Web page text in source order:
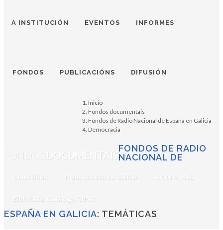
A INSTITUCIÓN EVENTOS INFORMES
FONDOS PUBLICACIÓNS DIFUSIÓN
FONDOS DOCUMENTAIS
Coleccións Mapa sonoro de Galicia Arquivo web
Biblioteca. Catálogo/OPAC
FONDOS DE RADIO
NACIONAL DE
ESPAÑA EN GALICIA: TEMÁTICAS
Inicio
Fondos documentais
Fondos de Radio Nacional de España en Galicia
Democracia